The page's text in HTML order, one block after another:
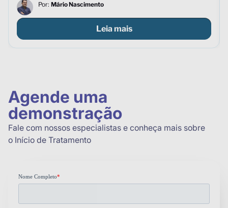
Por: Mário Nascimento
Leia mais
Agende uma
demonstração
Fale com nossos especialistas e conheça mais sobre
o Início de Tratamento